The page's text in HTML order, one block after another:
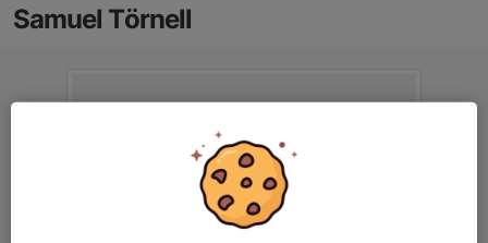
Samuel Törnell